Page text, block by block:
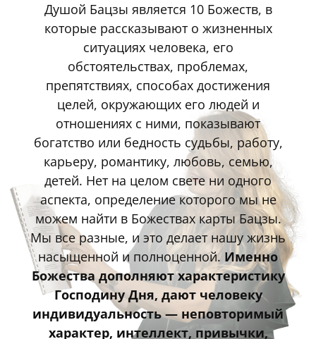
Душой Бацзы является 10 Божеств, в
которые рассказывают о жизненных
ситуациях человека, его
обстоятельствах, проблемах,
препятствиях, способах достижения
целей, окружающих его людей и
отношениях с ними, показывают
богатство или бедность судьбы, работу,
карьеру, романтику, любовь, семью,
детей. Нет на целом свете ни одного
аспекта, определение которого мы не
можем найти в Божествах карты Бацзы.
Мы все разные, и это делает нашу жизнь
насыщенной и полноценной. Именно
Божества дополняют характеристику
Господину Дня, дают человеку
индивидуальность — неповторимый
характер, интеллект, привычки,